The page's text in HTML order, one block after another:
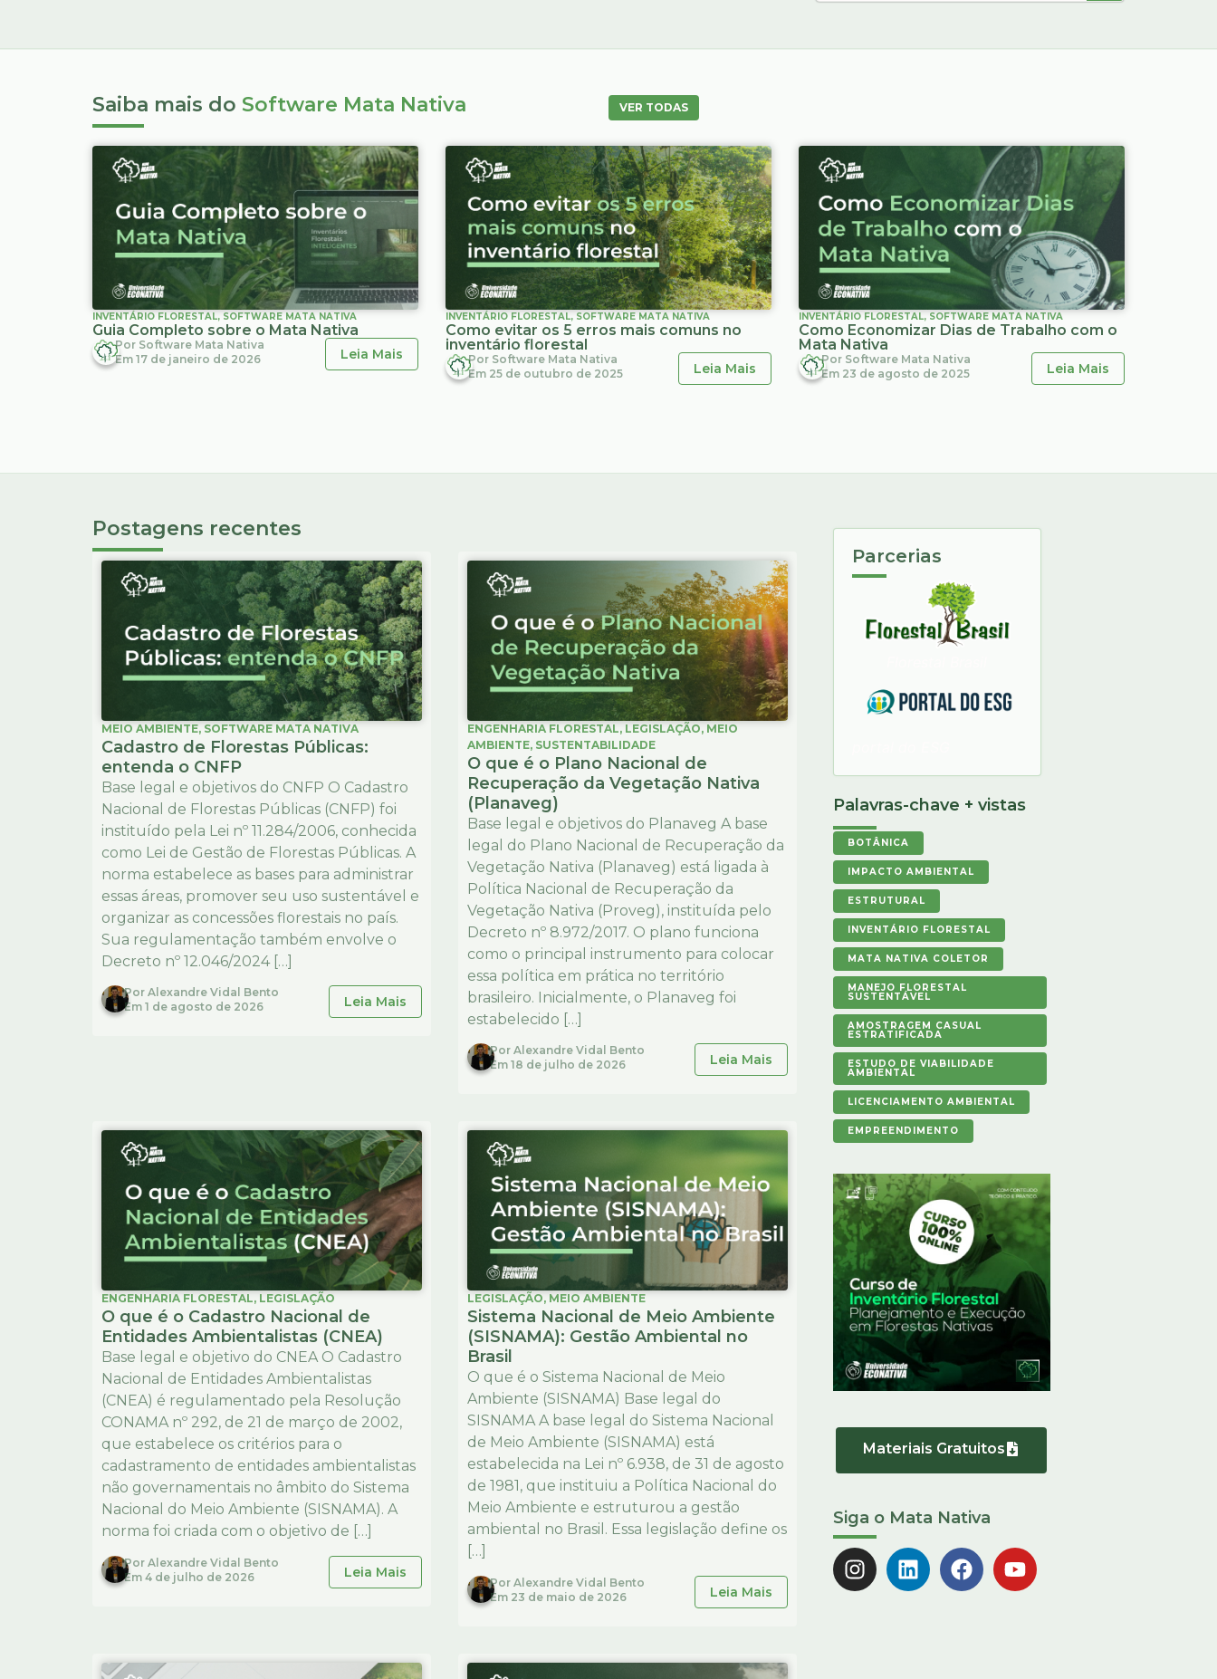
Saiba mais do Software Mata Nativa VER TODAS
INVENTÁRIO FLORESTAL, SOFTWARE MATA NATIVA
Guia Completo sobre o Mata Nativa
Por Software Mata Nativa
Em 17 de janeiro de 2026 Leia Mais
INVENTÁRIO FLORESTAL, SOFTWARE MATA NATIVA
Como evitar os 5 erros mais comuns no
inventário florestal
Por Software Mata Nativa
Em 25 de outubro de 2025 Leia Mais
INVENTÁRIO FLORESTAL, SOFTWARE MATA NATIVA
Como Economizar Dias de Trabalho com o
Mata Nativa
Por Software Mata Nativa
Em 23 de agosto de 2025 Leia Mais
Postagens recentes
MEIO AMBIENTE, SOFTWARE MATA NATIVA
Cadastro de Florestas Públicas:
entenda o CNFP
Base legal e objetivos do CNFP O Cadastro
Nacional de Florestas Públicas (CNFP) foi
instituído pela Lei nº 11.284/2006, conhecida
como Lei de Gestão de Florestas Públicas. A
norma estabelece as bases para administrar
essas áreas, promover seu uso sustentável e
organizar as concessões florestais no país.
Sua regulamentação também envolve o
Decreto nº 12.046/2024 […]
PorAlexandre Vidal Bento
Em 1 de agosto de 2026 Leia Mais
ENGENHARIA FLORESTAL, LEGISLAÇÃO, MEIO
AMBIENTE, SUSTENTABILIDADE
O que é o Plano Nacional de
Recuperação da Vegetação Nativa
(Planaveg)
Base legal e objetivos do Planaveg A base
legal do Plano Nacional de Recuperação da
Vegetação Nativa (Planaveg) está ligada à
Política Nacional de Recuperação da
Vegetação Nativa (Proveg), instituída pelo
Decreto nº 8.972/2017. O plano funciona
como o principal instrumento para colocar
essa política em prática no território
brasileiro. Inicialmente, o Planaveg foi
estabelecido […]
PorAlexandre Vidal Bento
Em 18 de julho de 2026 Leia Mais
ENGENHARIA FLORESTAL, LEGISLAÇÃO
O que é o Cadastro Nacional de
Entidades Ambientalistas (CNEA)
Base legal e objetivo do CNEA O Cadastro
Nacional de Entidades Ambientalistas
(CNEA) é regulamentado pela Resolução
CONAMA nº 292, de 21 de março de 2002,
que estabelece os critérios para o
cadastramento de entidades ambientalistas
não governamentais no âmbito do Sistema
Nacional do Meio Ambiente (SISNAMA). A
norma foi criada com o objetivo de […]
PorAlexandre Vidal Bento
Em 4 de julho de 2026 Leia Mais
LEGISLAÇÃO, MEIO AMBIENTE
Sistema Nacional de Meio Ambiente
(SISNAMA): Gestão Ambiental no
Brasil
O que é o Sistema Nacional de Meio
Ambiente (SISNAMA) Base legal do
SISNAMA A base legal do Sistema Nacional
de Meio Ambiente (SISNAMA) está
estabelecida na Lei nº 6.938, de 31 de agosto
de 1981, que instituiu a Política Nacional do
Meio Ambiente e estruturou a gestão
ambiental no Brasil. Essa legislação define os
[…]
PorAlexandre Vidal Bento
Em 23 de maio de 2026 Leia Mais
Parcerias
Palavras-chave + vistas
BOTÂNICA
IMPACTO AMBIENTAL
ESTRUTURAL
INVENTÁRIO FLORESTAL
MATA NATIVA COLETOR
MANEJO FLORESTAL
SUSTENTÁVEL
AMOSTRAGEM CASUAL
ESTRATIFICADA
ESTUDO DE VIABILIDADE
AMBIENTAL
LICENCIAMENTO AMBIENTAL
EMPREENDIMENTO
Materiais Gratuitos
Siga o Mata Nativa